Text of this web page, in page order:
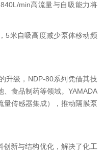
min高流量与自吸能力将
5米自吸高度减少泵体移动频
升级，NDP-80系列凭借其技
食品制药等领域。YAMADA
量传感器集成），推动隔膜泵
创新与结构优化，解决了化工